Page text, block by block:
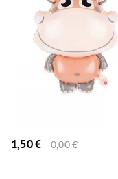
1,50€ 0,00€